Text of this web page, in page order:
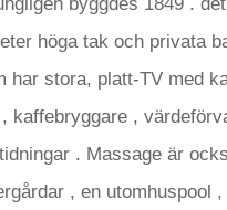
höga tak och privata
har stora, platt-TV med
kaffebryggare ,
. Massage är
, en utomhuspool